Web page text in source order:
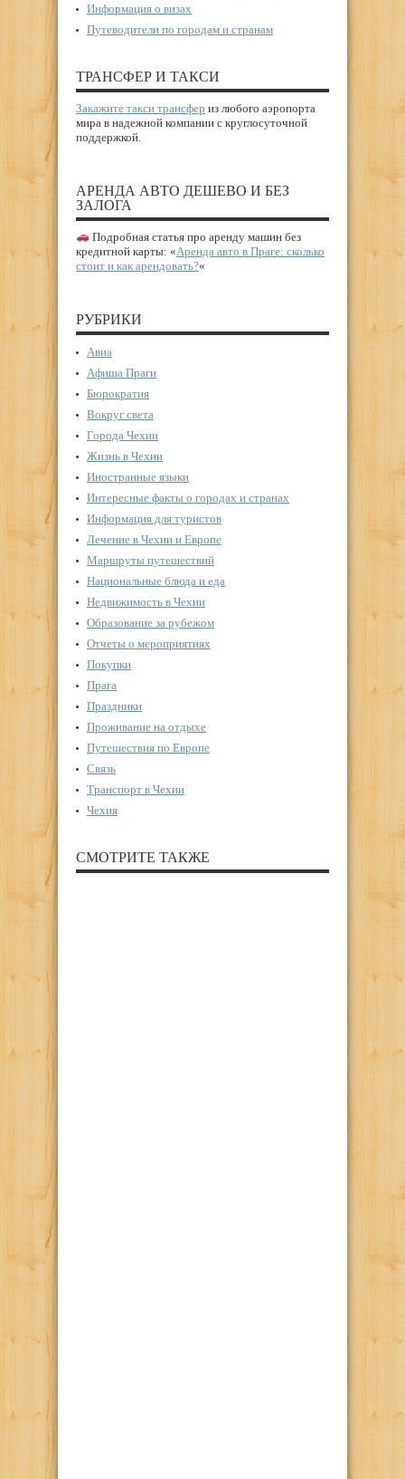
Информация о визах
Путеводители по городам и странам
ТРАНСФЕР И ТАКСИ
Закажите такси трансфер из любого аэропорта
мира в надежной компании с круглосуточной
поддержкой.
АРЕНДА АВТО ДЕШЕВО И БЕЗ
ЗАЛОГА
Подробная статья про аренду машин без
кредитной карты: «Аренда авто в Праге: сколько
стоит и как арендовать?«
РУБРИКИ
Авиа
Афиша Праги
Бюрократия
Вокруг света
Города Чехии
Жизнь в Чехии
Иностранные языки
Интересные факты о городах и странах
Информация для туристов
Лечение в Чехии и Европе
Маршруты путешествий
Национальные блюда и еда
Недвижимость в Чехии
Образование за рубежом
Отчеты о мероприятиях
Покупки
Прага
Праздники
Проживание на отдыхе
Путешествия по Европе
Связь
Транспорт в Чехии
Чехия
СМОТРИТЕ ТАКЖЕ